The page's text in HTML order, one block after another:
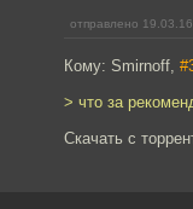
отправлено
Кому: Smirnoff,
> что за
Скачать с